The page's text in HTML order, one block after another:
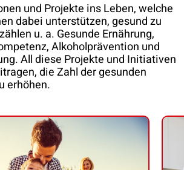
und Projekte ins Leben, welche
dabei unterstützen, gesund zu
u. a. Gesunde Ernährung,
Alkoholprävention und
All diese Projekte und Initiativen
die Zahl der gesunden
erhöhen.